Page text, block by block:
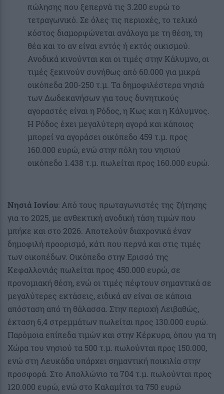
πώλησης που ξεπερνά τις 3.200 ευρώ το
τετραγωνικό. Σε όλες τις περιοχές, το τελικό
κόστος διαμορφώνεται ανάλογα με τη θέση, τη
θέα και το αν είναι εντός ή εκτός οικισμού.
Ανοδικά κινούνται και οι τιμές στην Κάλυμνο, οι
τιμές ξεκινούν συνήθως από 60.000 για μικρά
οικόπεδα 200-250 τ.μ. Τα δημοφιλέστερα νησιά
των Δωδεκανήσων για τους δυνητικούς
αγοραστές είναι η Ρόδος, η Κως και η Κάλυμνος.
Η Ρόδος έχει μεγαλύτερη αγορά και κάποιος
μπορεί να αγοράσει οικόπεδο 459 τ.μ. προς
160.000 ευρώ, ενώ στην πόλη του νησιού
οικόπεδο 1.438 τ.μ. πωλείται προς 160.000 ευρώ.
Νησιά Ιονίου: Από τους πρωταγωνιστές της ζήτησης
για το 2025, με ανθεκτική ανοδική τάση τιμών που
μπήκε και στο 2026. Αποτελούν διαχρονικά έναν
δημοφιλή προορισμό, κάτι που περνά και στις τιμές
των οικοπέδων. Οικόπεδο στην Ερισσό της
Κεφαλλονιάς πωλείται προς 450.000 ευρώ, σε
προνομιακή θέση, ενώ οι τιμές πέφτουν σημαντικά σε
μεγαλύτερες εκτάσεις, ειδικά αν είναι σε κάποια
απόσταση από τη θάλασσα. Στην περιοχή Λειβαθώς,
έκταση 6,4 στρεμμάτων πωλείται προς 130.000 ευρώ.
Παρόμοια επίπεδα τιμών και στην Κέρκυρα, όπου για τη
Χώρα του νησιού τα 500 τ.μ. πωλούνται προς 150.000,
ενώ στη Λευκάδα υπάρχει σημαντική ποικιλία στην
προσφορά. Στο Απολλώνιο τα 704 τ.μ. πωλούνται προς
120.000 ευρώ, ενώ στο Καλαμίτσι τα 750 ευρώ